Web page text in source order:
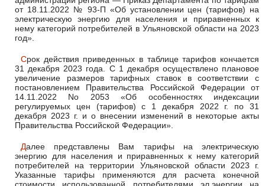
от 18.11.2022 № 93-П «Об установлении цен (тарифов) на
электрическую энергию для населения и приравненных к
нему категорий потребителей в Ульяновской области на 2023
год».
Срок действия приведенных в таблице тарифов кончается
31 декабря 2023 года. С 1 декабря осуществлено плановое
увеличение размеров тарифных ставок в соответствии с
постановлением Правительства Российской Федерации от
14.11.2022 No 2053 «Об особенностях индексации
регулируемых цен (тарифов) с 1 декабря 2022 г. по 31
декабря 2023 г. и о внесении изменений в некоторые акты
Правительства Российской Федерации».
Далее представлены Вам тарифы на электрическую
энергию для населения и приравненных к нему категорий
потребителей на территории Ульяновской области 2023 г.
Указанные тарифы применяются для расчета конечной